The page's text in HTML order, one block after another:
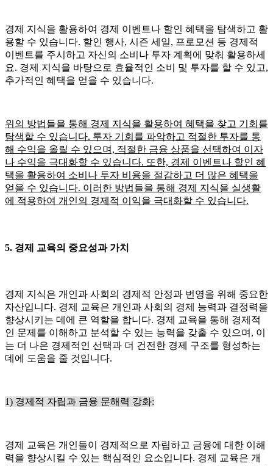
경제 지식을 활용하여 경제 이벤트나 할인 혜택을 탐색하고 활
용할 수 있습니다. 할인 행사, 시즌 세일, 프로모션 등 경제적
이벤트를 주시하고 자신의 소비나 투자 계획에 맞춰 활용하세
요. 경제 지식을 바탕으로 효율적인 소비 및 투자를 할 수 있고,
추가적인 혜택을 얻을 수 있습니다.
위의 방법들을 통해 경제 지식을 활용하여 혜택을 찾고 기회를
탐색할 수 있습니다. 투자 기회를 파악하고 적절한 투자를 통
해 수익을 올릴 수 있으며, 적절한 금융 상품을 선택하여 이자
나 수익을 극대화할 수 있습니다. 또한, 경제 이벤트나 할인 혜
택을 활용하여 소비나 투자 비용을 절감하고 더 많은 혜택을
얻을 수 있습니다. 이러한 방법들을 통해 경제 지식을 실생활
에 적용하여 개인의 경제적 이익을 극대화할 수 있습니다.
5. 경제 교육의 중요성과 가치
경제 지식은 개인과 사회의 경제적 안정과 번영을 위해 중요한
자산입니다. 경제 교육은 개인과 사회의 경제 능력과 결정력을
향상시키는 데에 큰 역할을 합니다. 경제 교육을 통해 경제적
인 문제를 이해하고 분석할 수 있는 능력을 갖출 수 있으며, 이
는 더 나은 경제적인 선택과 더 건전한 경제 구조를 형성하는
데에 도움을 줄 것입니다.
1) 경제적 자립과 금융 문해력 강화:
경제 교육은 개인들이 경제적으로 자립하고 금융에 대한 이해
력을 향상시킬 수 있는 핵심적인 요소입니다. 경제 교육은 개